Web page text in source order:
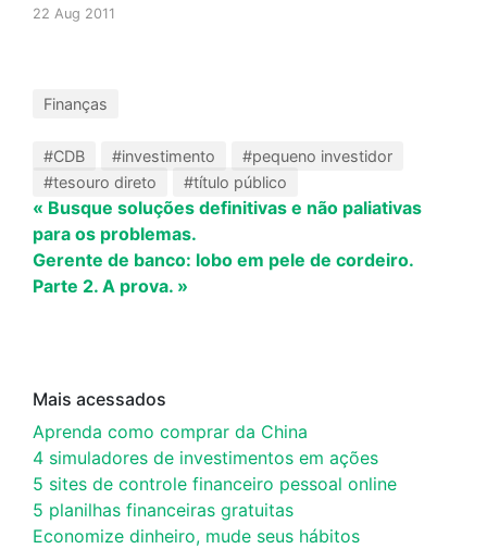
22 Aug 2011
Finanças
#CDB #investimento
#pequeno investidor
#tesouro direto
#título público
« Busque soluções definitivas e não paliativas
para os problemas.
Gerente de banco: lobo em pele de cordeiro.
Parte 2. A prova. »
Mais acessados
Aprenda como comprar da China
4 simuladores de investimentos em ações
5 sites de controle financeiro pessoal online
5 planilhas financeiras gratuitas
Economize dinheiro, mude seus hábitos